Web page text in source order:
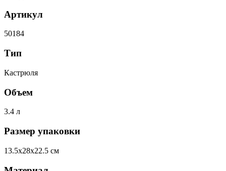
Артикул
50184
Тип
Кастрюля
Объем
3.4 л
Размер упаковки
13.5x28x22.5 см